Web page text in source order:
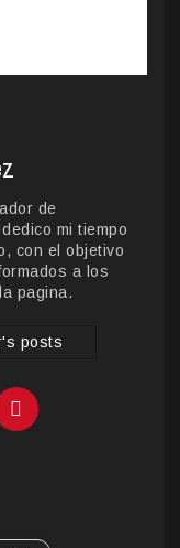
de
mi tiempo
con el objetivo
a los
pagina.
posts